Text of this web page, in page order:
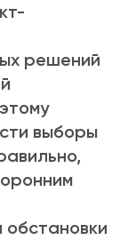
решений
выборы